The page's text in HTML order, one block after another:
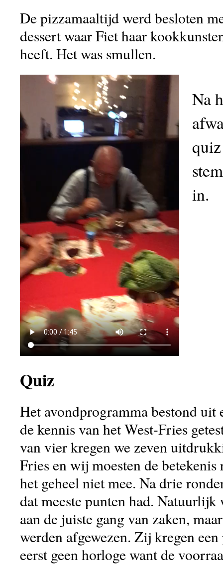
De pizzamaaltijd werd besloten
dessert waar Fiet haar
heeft. Het was smullen.
Na
in.
Quiz
Het avondprogramma bestond uit
de kennis van het West-Fries
van vier kregen we zeven
Fries en wij moesten de
het geheel niet mee. Na drie
dat meeste punten had.
aan de juiste gang van zaken,
werden afgewezen. Zij kregen
eerst geen horloge want de